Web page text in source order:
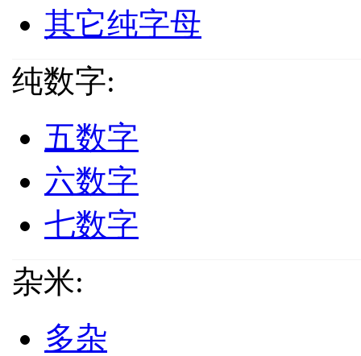
其它纯字母
纯数字:
五数字
六数字
七数字
杂米:
多杂